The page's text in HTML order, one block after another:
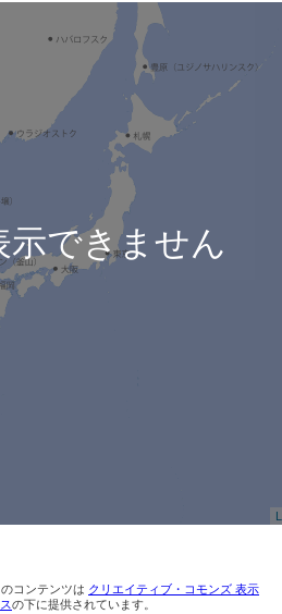
示できません
コンテンツは クリエイティブ・コモンズ 表示
の下に提供されています。